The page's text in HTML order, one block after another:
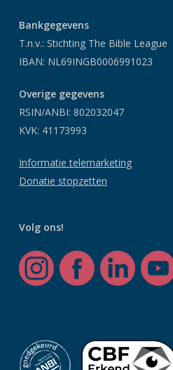
Bankgegevens
T.n.v.: Stichting The Bible League
IBAN: NL69INGB0006991023
Overige gegevens
RSIN/ANBI: 802032047
KVK: 41173993
Informatie telemarketing
Donatie stopzetten
Volg ons!